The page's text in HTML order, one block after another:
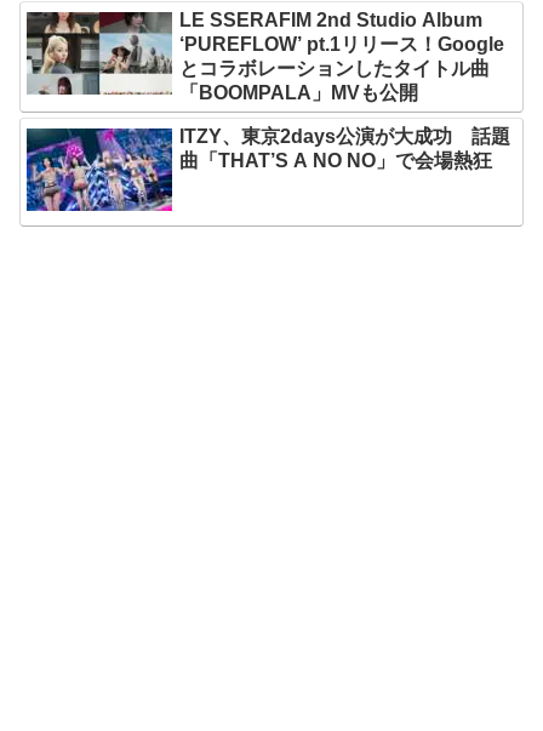
LE SSERAFIM 2nd Studio Album
‘PUREFLOW’ pt.1リリース！Google
とコラボレーションしたタイトル曲
「BOOMPALA」MVも公開
ITZY、東京2days公演が大成功 話題
曲「THAT’S A NO NO」で会場熱狂